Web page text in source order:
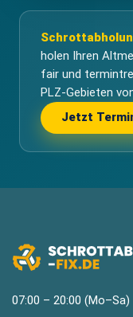
holen Ihren
fair und
PLZ-Gebieten
Jetzt
07:00 – 20:00 (Mo–Sa)